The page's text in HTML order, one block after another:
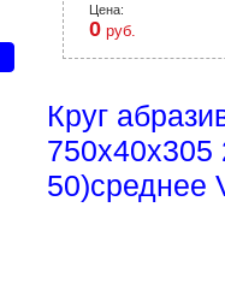
Цена:
0 руб.
Круг
750х40х305
50)среднее